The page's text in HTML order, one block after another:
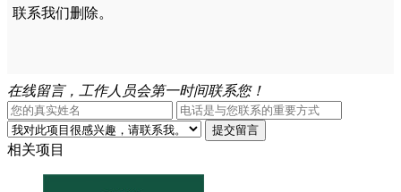
联系我们删除。
在线留言，工作人员会第一时间联系您！
相关项目